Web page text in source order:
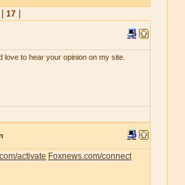
17|
love to hear your opinion on my site.
activate Foxnews.com/connect